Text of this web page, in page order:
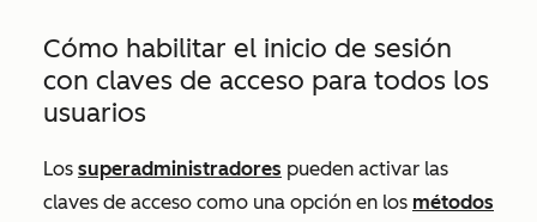
Cómo habilitar el inicio de sesión
con claves de acceso para todos los
usuarios
Los superadministradores pueden activar las
claves de acceso como una opción en los métodos